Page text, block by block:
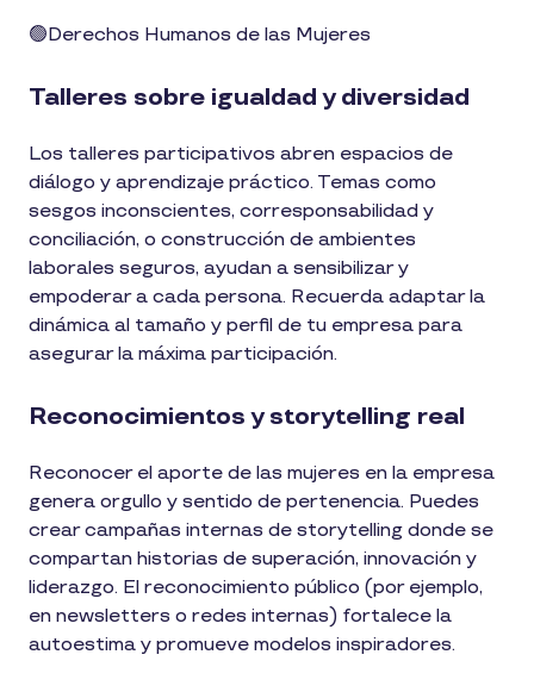
🟢Derechos Humanos de las Mujeres
Talleres sobre igualdad y diversidad
Los talleres participativos abren espacios de
diálogo y aprendizaje práctico. Temas como
sesgos inconscientes, corresponsabilidad y
conciliación, o construcción de ambientes
laborales seguros, ayudan a sensibilizar y
empoderar a cada persona. Recuerda adaptar la
dinámica al tamaño y perfil de tu empresa para
asegurar la máxima participación.
Reconocimientos y storytelling real
Reconocer el aporte de las mujeres en la empresa
genera orgullo y sentido de pertenencia. Puedes
crear campañas internas de storytelling donde se
compartan historias de superación, innovación y
liderazgo. El reconocimiento público (por ejemplo,
en newsletters o redes internas) fortalece la
autoestima y promueve modelos inspiradores.